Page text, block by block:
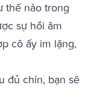
thế nào trong
sự hồi âm
cô ấy im lặng,
đủ chín, bạn sẽ